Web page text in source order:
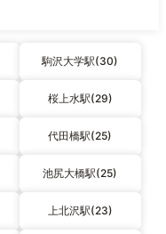
駒沢大学駅(30)
桜上水駅(29)
代田橋駅(25)
池尻大橋駅(25)
上北沢駅(23)